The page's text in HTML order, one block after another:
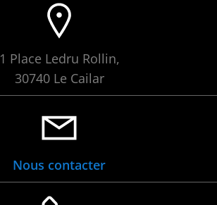
1 Place Ledru Rollin,
30740 Le Cailar
Nous contacter